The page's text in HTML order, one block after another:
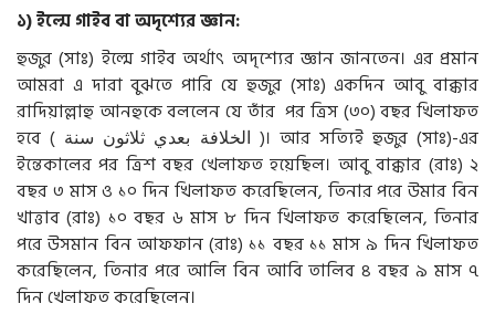
১)ইল্মেগাইববাঅদৃশ্যেরজ্ঞান:
হুজুর (সাঃ) ইল্মে গাইব অর্থাৎ অদৃশ্যের জ্ঞান জানতেন। এর প্রমান
আমরা এ দারা বুঝতে পারি যে হুজুর (সাঃ) একদিন আবু বাক্কার
রাদিয়াল্লাহু আনহুকে বললেন যে তাঁর পর ত্রিস (৩০) বছর খিলাফত
হবে ( الخلافة بعدي ثلاثون سنة )। আর সত্যিই হুজুর (সাঃ)-এর
ইন্তেকালের পর ত্রিশ বছর খেলাফত হয়েছিল। আবু বাক্কার (রাঃ) ২
বছর ৩ মাস ও ১০ দিন খিলাফত করেছিলেন, তিনার পরে উমার বিন
খাত্তাব (রাঃ) ১০ বছর ৬ মাস ৮ দিন খিলাফত করেছিলেন, তিনার
পরে উসমান বিন আফফান (রাঃ) ১১ বছর ১১ মাস ৯ দিন খিলাফত
করেছিলেন, তিনার পরে আলি বিন আবি তালিব ৪ বছর ৯ মাস ৭
দিন খেলাফত করেছিলেন।